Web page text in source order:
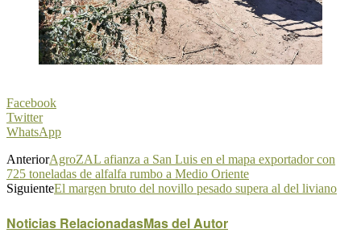
Facebook
Twitter
WhatsApp
AnteriorAgroZAL afianza a San Luis en el mapa exportador con
725 toneladas de alfalfa rumbo a Medio Oriente
SiguienteEl margen bruto del novillo pesado supera al del liviano
Noticias RelacionadasMas del Autor